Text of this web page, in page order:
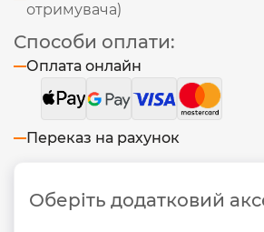
отримувача)
Способи оплати:
Оплата онлайн
Переказ на рахунок
Оберіть додатковий